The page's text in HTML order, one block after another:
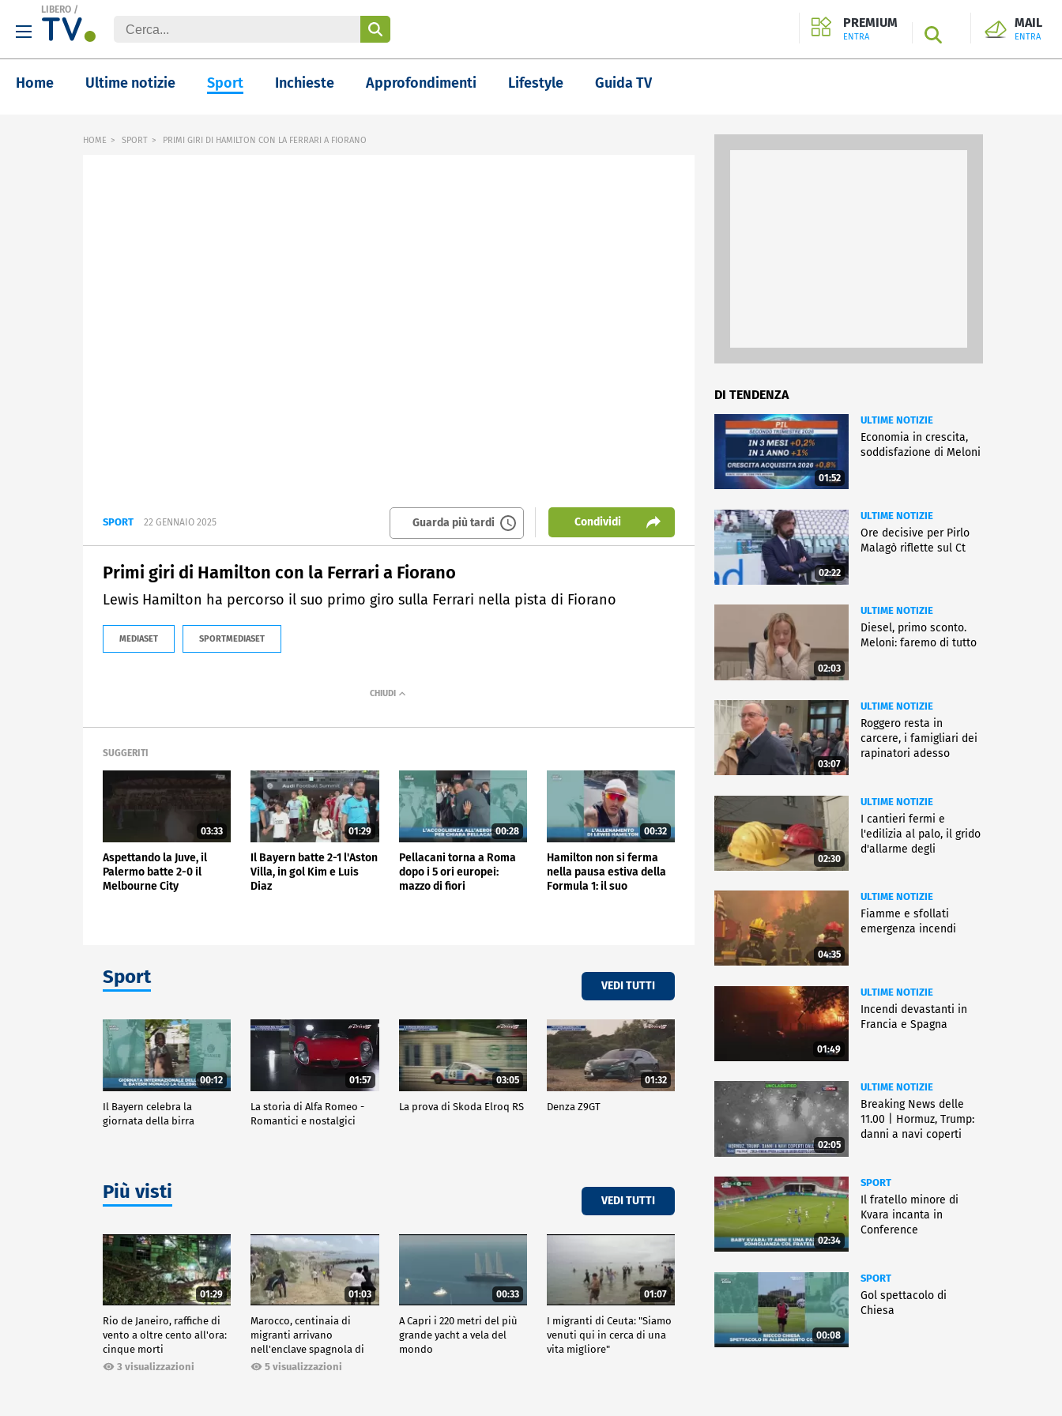
LIBERO /
PREMIUM
ENTRA SEARCH
MAIL
ENTRA
Home Ultime notizie Sport Inchieste Approfondimenti Lifestyle Guida TV
HOME SPORT PRIMI GIRI DI HAMILTON CON LA FERRARI A FIORANO
SPORT 22 GENNAIO 2025 Guarda più tardi Condividi
Primi giri di Hamilton con la Ferrari a Fiorano
Lewis Hamilton ha percorso il suo primo giro sulla Ferrari nella pista di Fiorano
MEDIASET SPORTMEDIASET
SUGGERITI
03:33
Aspettando la Juve, il
Palermo batte 2-0 il
Melbourne City
01:29
Il Bayern batte 2-1 l'Aston
Villa, in gol Kim e Luis
Diaz
00:28
Pellacani torna a Roma
dopo i 5 ori europei:
mazzo di fiori
00:32
Hamilton non si ferma
nella pausa estiva della
Formula 1: il suo
Sport VEDI TUTTI
00:12
Il Bayern celebra la
giornata della birra
01:57
La storia di Alfa Romeo -
Romantici e nostalgici
03:05
La prova di Skoda Elroq RS
01:32
Denza Z9GT
Più visti VEDI TUTTI
01:29
Rio de Janeiro, raffiche di
vento a oltre cento all'ora:
cinque morti
3 visualizzazioni
01:03
Marocco, centinaia di
migranti arrivano
nell'enclave spagnola di
Ceuta5 visualizzazioni
00:33
A Capri i 220 metri del più
grande yacht a vela del
mondo
01:07
I migranti di Ceuta: "Siamo
venuti qui in cerca di una
vita migliore"
DI TENDENZA
01:52
ULTIME NOTIZIE
Economia in crescita,
soddisfazione di Meloni
02:22
ULTIME NOTIZIE
Ore decisive per Pirlo
Malagò riflette sul Ct
02:03
ULTIME NOTIZIE
Diesel, primo sconto.
Meloni: faremo di tutto
03:07
ULTIME NOTIZIE
Roggero resta in
carcere, i famigliari dei
rapinatori adesso
02:30
ULTIME NOTIZIE
I cantieri fermi e
l'edilizia al palo, il grido
d'allarme degli
04:35
ULTIME NOTIZIE
Fiamme e sfollati
emergenza incendi
01:49
ULTIME NOTIZIE
Incendi devastanti in
Francia e Spagna
02:05
ULTIME NOTIZIE
Breaking News delle
11.00 | Hormuz, Trump:
danni a navi coperti
02:34
SPORT
Il fratello minore di
Kvara incanta in
Conference
00:08
SPORT
Gol spettacolo di
Chiesa